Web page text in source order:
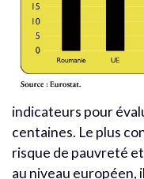
indicateurs pour
centaines. Le plus
risque de pauvreté
au niveau européen,